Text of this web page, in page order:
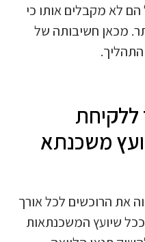
לא מקבלים אותו כי
מכאן חשיבותה של
משכנתא
הרוכשים לכל אורך
שיועץ המשכנתאות